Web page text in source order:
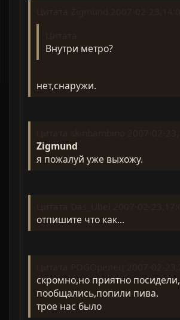
Внутри метро?
нет,снаружи.
Zigmund
я пожалуй уже выхожу.
отпишите что как...
скромно,но приятно посидели,
пообщались,попили пива.
трое нас было